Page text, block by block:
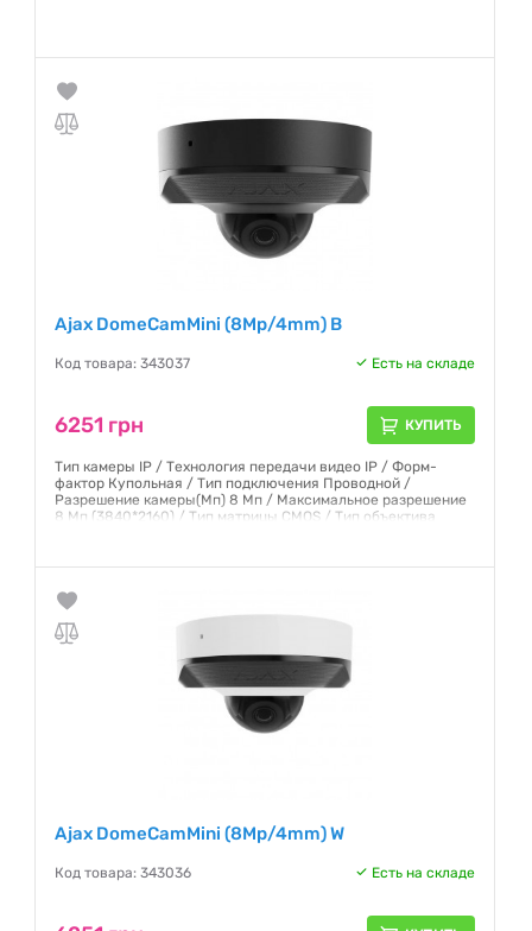
Ajax DomeCamMini (8Mp/4mm) B
Код товара: 343037 Есть на складе
6251 грн КУПИТЬ
Тип камеры IP / Технология передачи видео IP / Форм-
фактор Купольная / Тип подключения Проводной /
Разрешение камеры(Мп) 8 Мп / Максимальное разрешение
8 Мп (3840*2160) / Тип матрицы CMOS / Тип объектива
75° до 85°
Гарантия:
Ajax DomeCamMini (8Mp/4mm) W
Код товара: 343036 Есть на складе